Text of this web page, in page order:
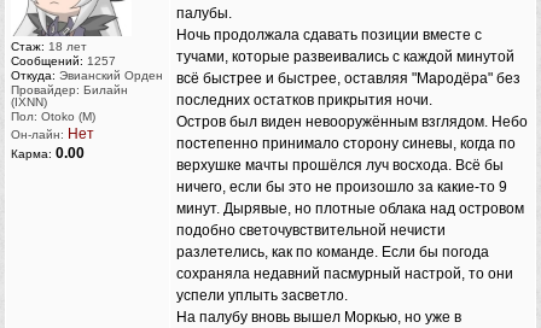
Стаж: 18 лет
Сообщений: 1257
Откуда: Эвианский Орден
Провайдер: Билайн
(IXNN)
Пол: Otoko (M)
Он-лайн: Нет
Карма: 0.00
палубы.
Ночь продолжала сдавать позиции вместе с
тучами, которые развеивались с каждой минутой
всё быстрее и быстрее, оставляя "Мародёра" без
последних остатков прикрытия ночи.
Остров был виден невооружённым взглядом. Небо
постепенно принимало сторону синевы, когда по
верхушке мачты прошёлся луч восхода. Всё бы
ничего, если бы это не произошло за какие-то 9
минут. Дырявые, но плотные облака над островом
подобно светочувствительной нечисти
разлетелись, как по команде. Если бы погода
сохраняла недавний пасмурный настрой, то они
успели уплыть засветло.
На палубу вновь вышел Моркью, но уже в